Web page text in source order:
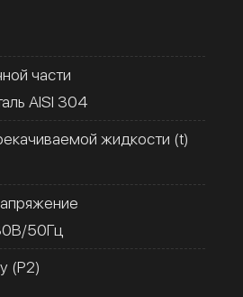
части
AISI 304
жидкости (t)
50Гц
(Р2)